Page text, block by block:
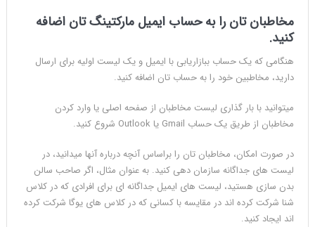
مخاطبان تان را به حساب ایمیل مارکتینگ تان اضافه
کنید.
هنگامی که یک حساب ببازاریابی با ایمیل و یک لیست اولیه برای ارسال
دارید، مخاطبین خود را به حساب تان اضافه کنید.
میتوانید با بار گذاری لیست مخاطبان از صفحه اصلی یا وارد کردن
مخاطبان از طریق یک حساب Gmail یا Outlook شروع کنید.
در صورت امکان، مخاطبان تان را براساس آنچه درباره آنها میدانید، در
لیست های جداگانه سازمان دهی کنید. به عنوان مثال، اگر صاحب سالن
بدن سازی هستید، لیست های ایمیل جداگانه ای برای افرادی که در کلاس
شنا شرکت کرده اند در مقایسه با کسانی که در کلاس های یوگا شرکت کرده
اند ایجاد کنید.